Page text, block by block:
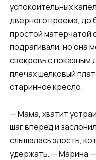
успокоительных
дверного проема, до
простой матерчатой
подрагивали, но она
свекровь с показным
плечах шелковый
старинное кресло.
— Мама, хватит
шаг вперед и
слышалась злость,
удержать. — Марина